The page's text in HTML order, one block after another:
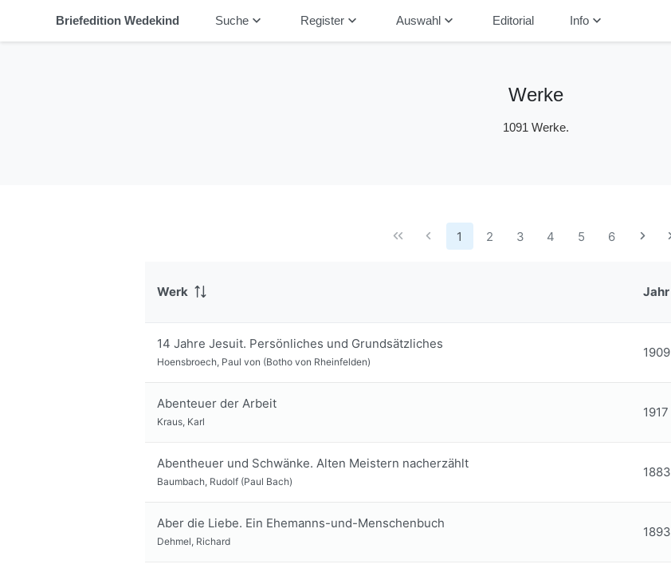
Briefedition Wedekind Suchekeyboard_arrow_down Registerkeyboard_arrow_down Auswahlkeyboard_arrow_down Editorial Infokeyboard_arrow_down
Werke
1091 Werke.
1 2 3 4 5 6
Werk Jahr
14 Jahre Jesuit. Persönliches und Grundsätzliches
Hoensbroech, Paul von (Botho von Rheinfelden)
1909
Abenteuer der Arbeit
Kraus, Karl
1917
Abentheuer und Schwänke. Alten Meistern nacherzählt
Baumbach, Rudolf (Paul Bach)
1883
Aber die Liebe. Ein Ehemanns-und-Menschenbuch
Dehmel, Richard
1893